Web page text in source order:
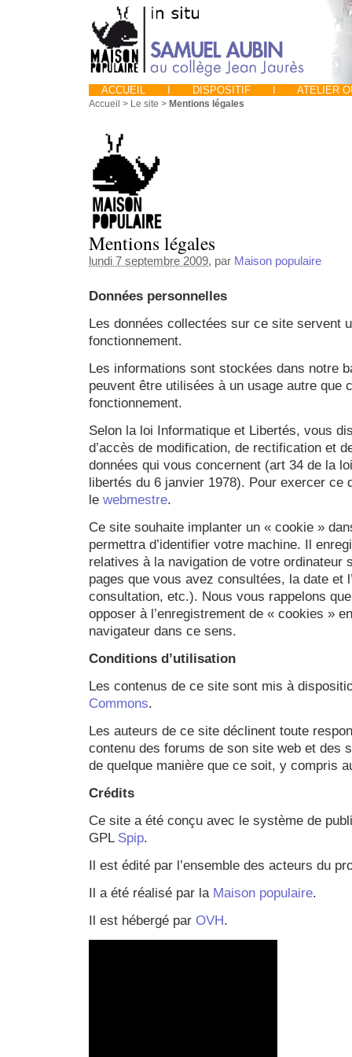
ACCUEIL I DISPOSITIF I ATELIER
Accueil > Le site > Mentions légales
Mentions légales
lundi 7 septembre 2009, par Maison populaire
Données personnelles
Les données collectées sur ce site servent
fonctionnement.
Les informations sont stockées dans notre
peuvent être utilisées à un usage autre que
fonctionnement.
Selon la loi Informatique et Libertés, vous
d’accès de modification, de rectification et
données qui vous concernent (art 34 de la
libertés du 6 janvier 1978). Pour exercer ce
le webmestre.
Ce site souhaite implanter un « cookie »
permettra d’identifier votre machine. Il
relatives à la navigation de votre ordinateur
pages que vous avez consultées, la date et
consultation, etc.). Nous vous rappelons
opposer à l’enregistrement de « cookies »
navigateur dans ce sens.
Conditions d’utilisation
Les contenus de ce site sont mis à
Commons.
Les auteurs de ce site déclinent toute
contenu des forums de son site web et des
de quelque manière que ce soit, y compris
Crédits
Ce site a été conçu avec le système de
GPL Spip.
Il est édité par l’ensemble des acteurs du
Il a été réalisé par la Maison populaire.
Il est hébergé par OVH.